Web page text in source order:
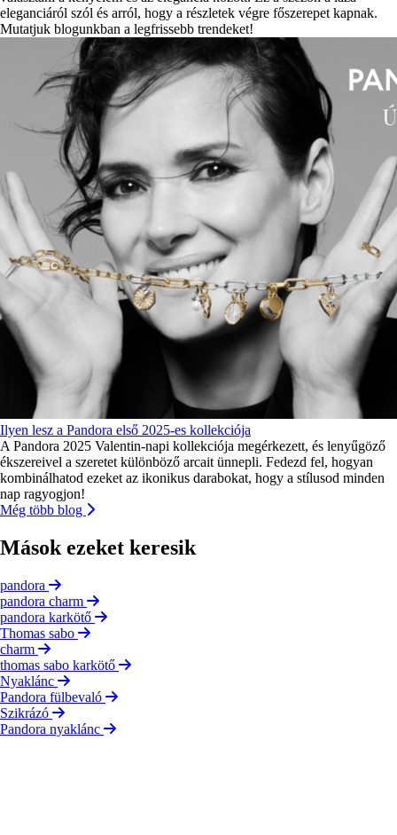
eleganciáról szól és arról, hogy a részletek végre főszerepet kapnak.
Mutatjuk blogunkban a legfrissebb trendeket!
Ilyen lesz a Pandora első 2025-es kollekciója
A Pandora 2025 Valentin-napi kollekciója megérkezett, és lenyűgöző
ékszereivel a szeretet különböző arcait ünnepli. Fedezd fel, hogyan
kombinálhatod ezeket az ikonikus darabokat, hogy a stílusod minden
nap ragyogjon!
Még több blog
Mások ezeket keresik
pandora
pandora charm
pandora karkötő
Thomas sabo
charm
thomas sabo karkötő
Nyaklánc
Pandora fülbevaló
Szikrázó
Pandora nyaklánc